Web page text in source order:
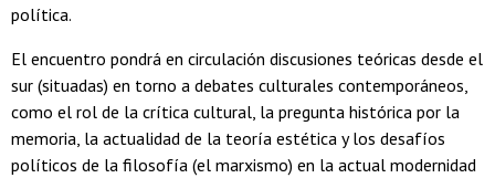
política.
El encuentro pondrá en circulación discusiones teóricas desde el
sur (situadas) en torno a debates culturales contemporáneos,
como el rol de la crítica cultural, la pregunta histórica por la
memoria, la actualidad de la teoría estética y los desafíos
políticos de la filosofía (el marxismo) en la actual modernidad